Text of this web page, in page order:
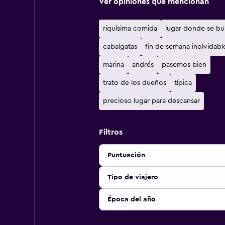
riquísima comida lugar donde se
cabalgatas fin de semana
marina andrés pasemos bien
trato de los dueños típica
precioso lugar para descansar
Filtros
Puntuación
Tipo de viajero
Época del año